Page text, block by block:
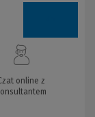
online z